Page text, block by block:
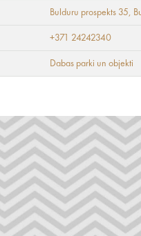
Bulduru prospekts 35,
+371 24242340
Dabas parki un objekti